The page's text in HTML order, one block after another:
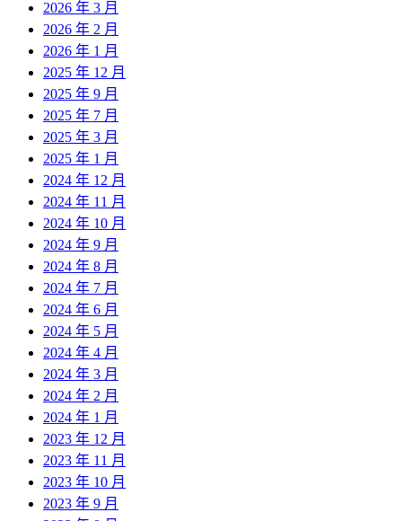
2026 年 3 月
2026 年 2 月
2026 年 1 月
2025 年 12 月
2025 年 9 月
2025 年 7 月
2025 年 3 月
2025 年 1 月
2024 年 12 月
2024 年 11 月
2024 年 10 月
2024 年 9 月
2024 年 8 月
2024 年 7 月
2024 年 6 月
2024 年 5 月
2024 年 4 月
2024 年 3 月
2024 年 2 月
2024 年 1 月
2023 年 12 月
2023 年 11 月
2023 年 10 月
2023 年 9 月